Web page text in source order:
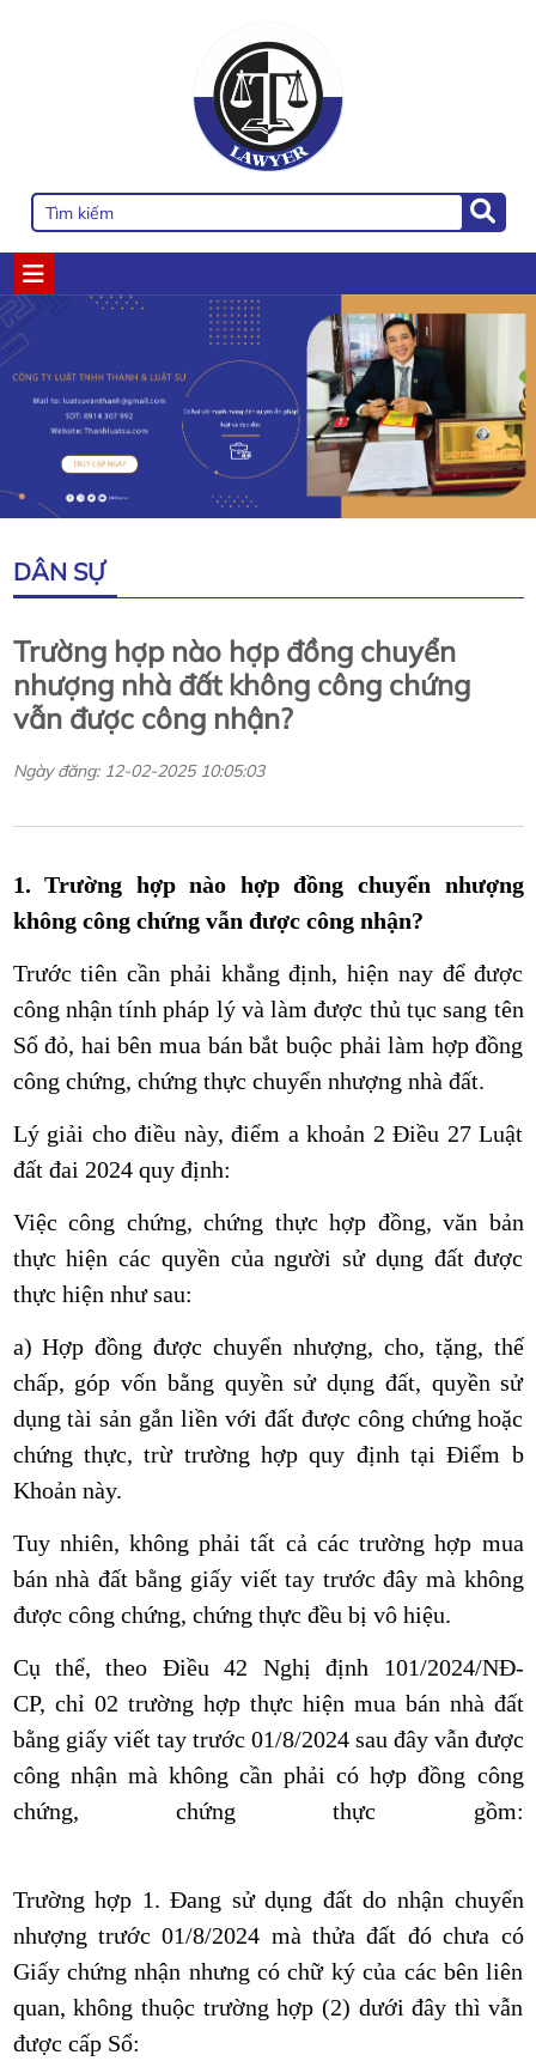
DÂN SỰ
Trường hợp nào hợp đồng chuyển
nhượng nhà đất không công chứng
vẫn được công nhận?
Ngày đăng: 12-02-2025 10:05:03
1. Trường hợp nào hợp đồng chuyển nhượng
không công chứng vẫn được công nhận?
Trước tiên cần phải khẳng định, hiện nay để được
công nhận tính pháp lý và làm được thủ tục sang tên
Sổ đỏ, hai bên mua bán bắt buộc phải làm hợp đồng
công chứng, chứng thực chuyển nhượng nhà đất.
Lý giải cho điều này, điểm a khoản 2 Điều 27 Luật
đất đai 2024quy định:
Việc công chứng, chứng thực hợp đồng, văn bản
thực hiện các quyền của người sử dụng đất được
thực hiện như sau:
a) Hợp đồng được chuyển nhượng, cho, tặng, thế
chấp, góp vốn bằng quyền sử dụng đất, quyền sử
dụng tài sản gắn liền với đất được công chứng hoặc
chứng thực, trừ trường hợp quy định tại Điểm b
Khoản này.
Tuy nhiên, không phải tất cả các trường hợp mua
bán nhà đất bằng giấy viết tay trước đây mà không
được công chứng, chứng thực đều bị vô hiệu.
Cụ thể, theo Điều 42 Nghị định 101/2024/NĐ-
CP, chỉ 02 trường hợp thực hiện mua bán nhà đất
bằng giấy viết tay trước 01/8/2024 sau đây vẫn được
công nhận mà không cần phải có hợp đồng công
chứng, chứng thực gồm:
Trường hợp 1.Đang sử dụng đất do nhận chuyển
nhượng trước 01/8/2024 mà thửa đất đó chưa có
Giấy chứng nhận nhưng có chữ ký của các bên liên
quan, không thuộc trường hợp (2) dưới đây thì vẫn
được cấp Sổ: